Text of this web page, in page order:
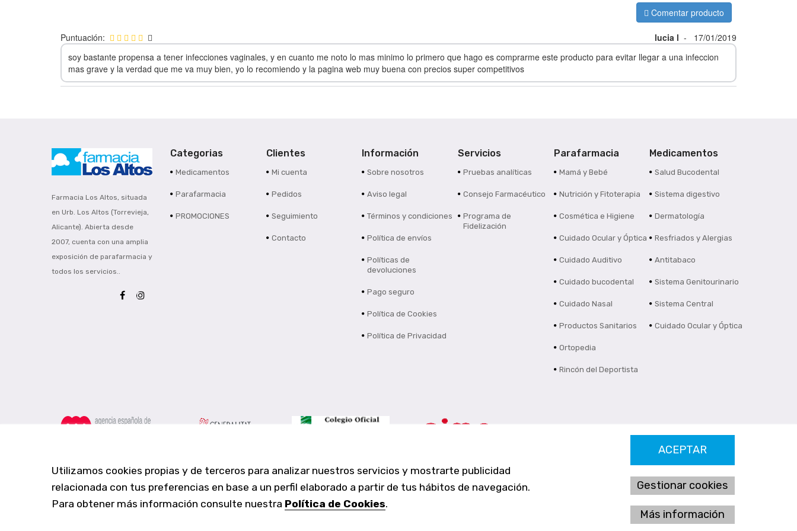
Utilizamos cookies propias y de terceros para analizar nuestros servicios y mostrarte publicidad
relacionada con tus preferencias en base a un perfil elaborado a partir de tus hábitos de navegación.
Para obtener más información consulte nuestra Política de Cookies.
ACEPTAR
Gestionar cookies
Más información
Comentar producto
Puntuación: lucia l -
17/01/2019
soy bastante propensa a tener infecciones vaginales, y en cuanto me noto lo mas minimo lo primero que hago es comprarme este producto para evitar llegar a una infeccion
mas grave y la verdad que me va muy bien, yo lo recomiendo y la pagina web muy buena con precios super competitivos
Farmacia Los Altos, situada
en Urb. Los Altos (Torrevieja,
Alicante). Abierta desde
2007, cuenta con una amplia
exposición de parafarmacia y
todos los servicios..
Categorias
Medicamentos
Parafarmacia
PROMOCIONES
Clientes
Mi cuenta
Pedidos
Seguimiento
Contacto
Información
Sobre nosotros
Aviso legal
Términos y condiciones
Política de envíos
Políticas de
devoluciones
Pago seguro
Política de Cookies
Política de Privacidad
Servicios
Pruebas analíticas
Consejo Farmacéutico
Programa de
Fidelización
Parafarmacia
Mamá y Bebé
Nutrición y Fitoterapia
Cosmética e Higiene
Cuidado Ocular y Óptica
Cuidado Auditivo
Cuidado bucodental
Cuidado Nasal
Productos Sanitarios
Ortopedia
Rincón del Deportista
Medicamentos
Salud Bucodental
Sistema digestivo
Dermatología
Resfriados y Alergias
Antitabaco
Sistema Genitourinario
Sistema Central
Cuidado Ocular y Óptica
Farmacia Los Altos nº756
Ldo. Alfredo Aparicio Grau 22555408K
N. Col. Colegio Oficial de Farmacéuticos de Alicante 4327
Nº de autorización A-790-F